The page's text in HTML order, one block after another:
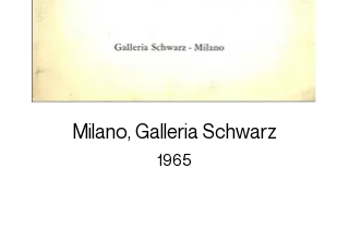
Milano, Galleria Schwarz
1965